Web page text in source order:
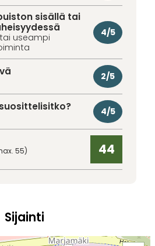
sisällä tai
useampi
4/5
2/5
4/5
55) 44
Sijainti